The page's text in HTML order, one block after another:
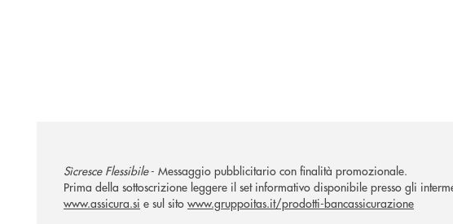
Sìcresce Flessibile- Messaggio pubblicitario con finalità promozionale.
Prima della sottoscrizione leggere il set informativo disponibile presso gli
www.assicura.si e sul sito www.gruppoitas.it/prodotti-bancassicurazione